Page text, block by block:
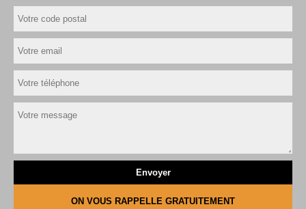
ON VOUS RAPPELLE GRATUITEMENT